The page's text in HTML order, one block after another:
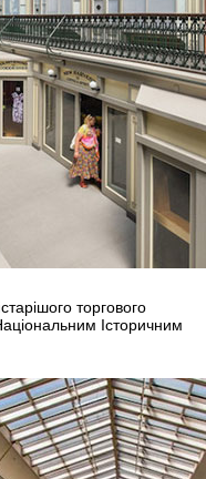
торгового
Історичним